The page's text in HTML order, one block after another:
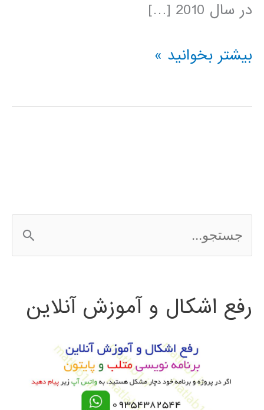
در سال 2010 […]
آموزش
اسپارک
بیشتر بخوانید »
س
ج
رفع اشکال و آموزش آنلاین